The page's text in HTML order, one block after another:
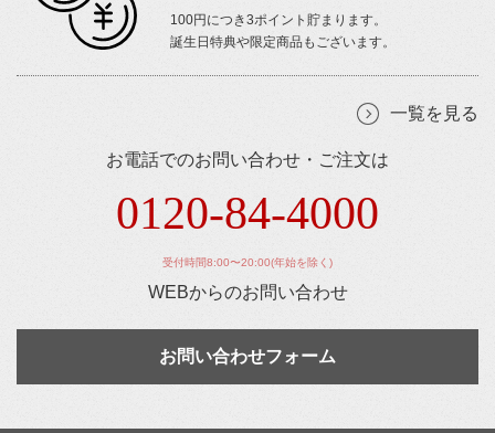
100円につき3ポイント貯まります。
誕生日特典や限定商品もございます。
一覧を見る
お電話でのお問い合わせ・ご注文は
0120-84-4000
受付時間8:00〜20:00(年始を除く)
WEBからのお問い合わせ
お問い合わせフォーム